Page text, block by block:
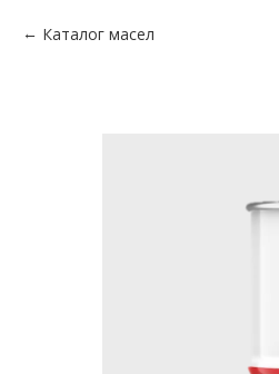
Каталог масел